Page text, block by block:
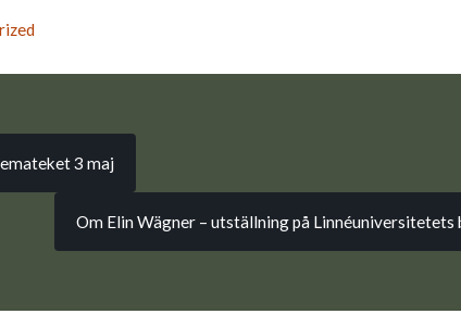
3 maj
Om Elin Wägner – utställning på Linnéuniversitetets